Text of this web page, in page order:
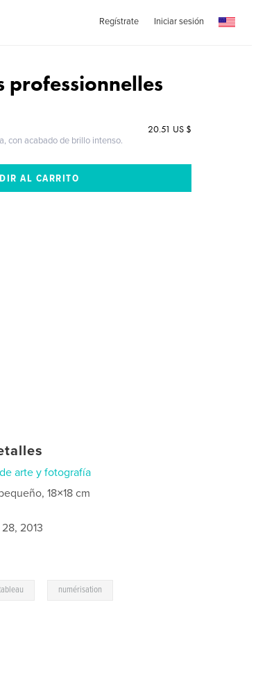
Regístrate Iniciar sesión
professionnelles
con acabado de brillo intenso.
20.51 US $
arte y fotografía
18×18 cm
2013
numérisation